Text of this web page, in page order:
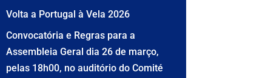
Volta a Portugal à Vela 2026
Convocatória e Regras para a
Assembleia Geral dia 26 de março,
pelas 18h00, no auditório do Comité